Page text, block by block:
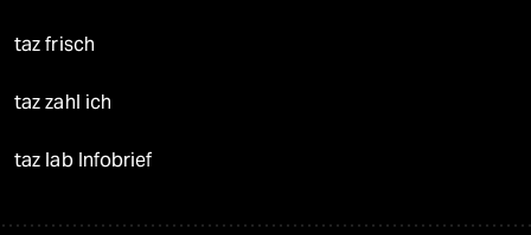
taz frisch
taz zahl ich
taz lab Infobrief